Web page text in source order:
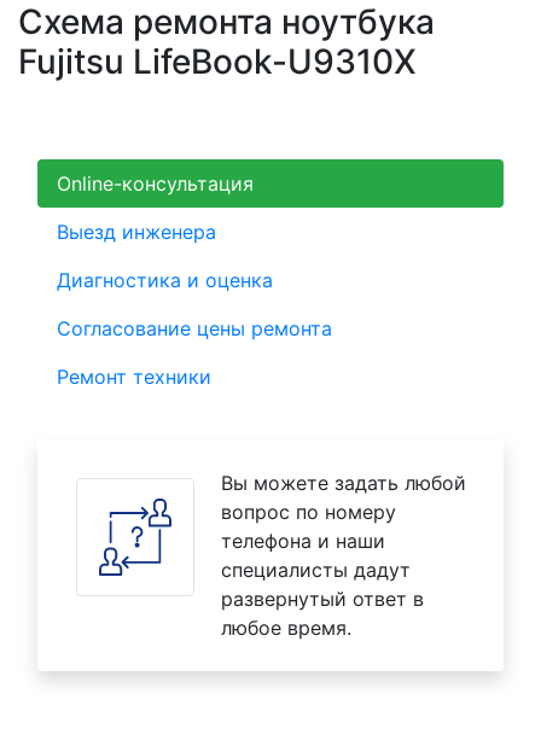
Схема ремонта ноутбука
Fujitsu LifeBook-U9310X
Online-консультация
Выезд инженера
Диагностика и оценка
Согласование цены ремонта
Ремонт техники
Вы можете задать любой
вопрос по номеру
телефона и наши
специалисты дадут
развернутый ответ в
любое время.